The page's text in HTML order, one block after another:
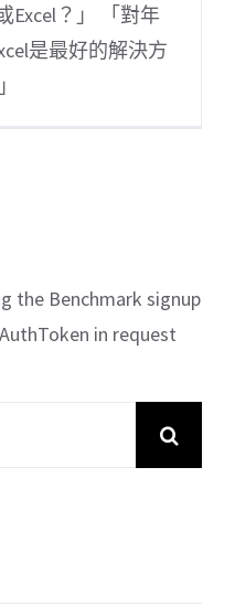
Excel？」 「對年
是最好的解決方
the Benchmark signup
in request